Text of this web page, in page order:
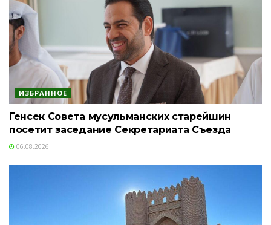
ИЗБРАННОЕ
Генсек Совета мусульманских старейшин
посетит заседание Секретариата Съезда
06.08.2026